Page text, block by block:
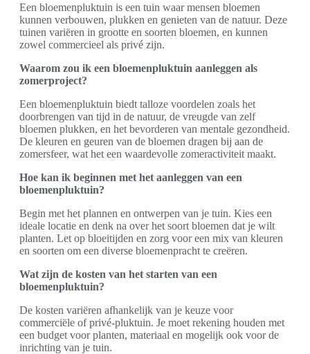
Een bloemenpluktuin is een tuin waar mensen bloemen
kunnen verbouwen, plukken en genieten van de natuur. Deze
tuinen variëren in grootte en soorten bloemen, en kunnen
zowel commercieel als privé zijn.
Waarom zou ik een bloemenpluktuin aanleggen als
zomerproject?
Een bloemenpluktuin biedt talloze voordelen zoals het
doorbrengen van tijd in de natuur, de vreugde van zelf
bloemen plukken, en het bevorderen van mentale gezondheid.
De kleuren en geuren van de bloemen dragen bij aan de
zomersfeer, wat het een waardevolle zomeractiviteit maakt.
Hoe kan ik beginnen met het aanleggen van een
bloemenpluktuin?
Begin met het plannen en ontwerpen van je tuin. Kies een
ideale locatie en denk na over het soort bloemen dat je wilt
planten. Let op bloeitijden en zorg voor een mix van kleuren
en soorten om een diverse bloemenpracht te creëren.
Wat zijn de kosten van het starten van een
bloemenpluktuin?
De kosten variëren afhankelijk van je keuze voor
commerciële of privé-pluktuin. Je moet rekening houden met
een budget voor planten, materiaal en mogelijk ook voor de
inrichting van je tuin.